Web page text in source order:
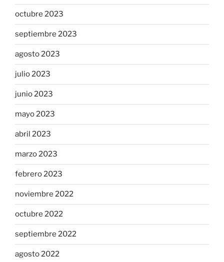
octubre 2023
septiembre 2023
agosto 2023
julio 2023
junio 2023
mayo 2023
abril 2023
marzo 2023
febrero 2023
noviembre 2022
octubre 2022
septiembre 2022
agosto 2022